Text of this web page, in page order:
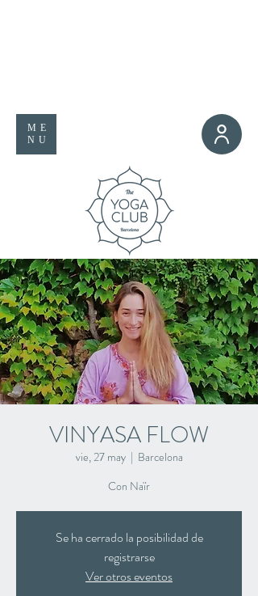
ME
NU
VINYASA FLOW
vie, 27 may
  |
Barcelona
Con Naïr
Se ha cerrado la posibilidad de
registrarse
Ver otros eventos